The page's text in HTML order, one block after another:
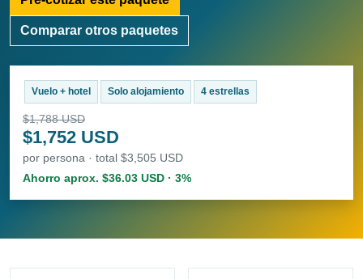
Comparar otros paquetes
Vuelo + hotel Solo alojamiento 4 estrellas
$1,788 USD
$1,752 USD
por persona · total $3,505 USD
Ahorro aprox. $36.03 USD · 3%